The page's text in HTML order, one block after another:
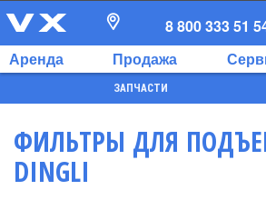
Аренда Продажа
8 800 333 51
ЗАПЧАСТИ
ФИЛЬТРЫ ДЛЯ
DINGLI